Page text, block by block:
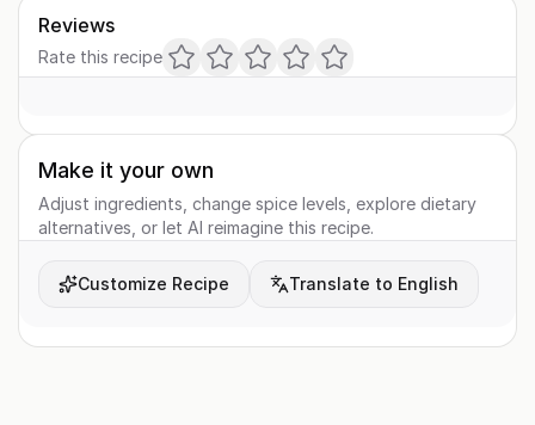
Reviews
Rate this recipe
Make it your own
Adjust ingredients, change spice levels, explore dietary
alternatives, or let AI reimagine this recipe.
Customize Recipe Translate to English